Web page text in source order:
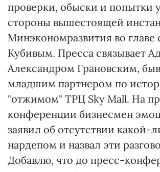
проверки, обыски и попытки
стороны вышестоящей
Минэкономразвития во главе
Кубивым. Пресса связывает
Александром Грановским,
младшим партнером по
"отжимом" ТРЦ Sky Mall. На
конференции бизнесмен
заявил об отсутствии какой-
нардепом и назвал эти
Добавлю, что до пресс-